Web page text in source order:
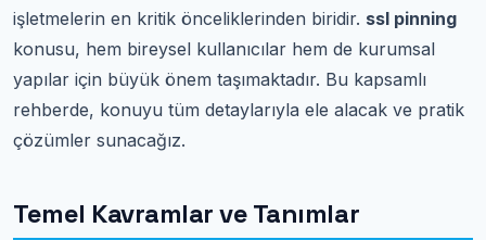
işletmelerin en kritik önceliklerinden biridir. ssl pinning
konusu, hem bireysel kullanıcılar hem de kurumsal
yapılar için büyük önem taşımaktadır. Bu kapsamlı
rehberde, konuyu tüm detaylarıyla ele alacak ve pratik
çözümler sunacağız.
Temel Kavramlar ve Tanımlar